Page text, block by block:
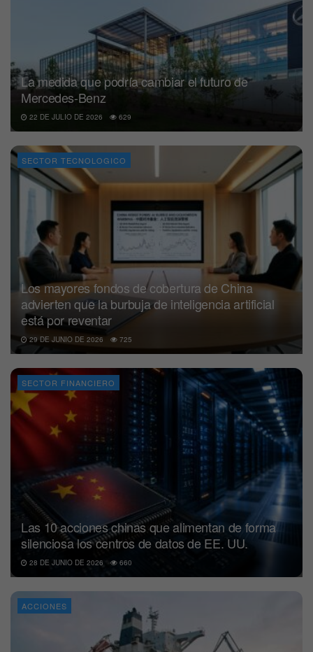
La medida que podría cambiar el futuro de
Mercedes-Benz
22 DE JULIO DE 2026 629
SECTOR TECNOLOGICO
Los mayores fondos de cobertura de China
advierten que la burbuja de inteligencia artificial
está por reventar
29 DE JUNIO DE 2026 725
SECTOR FINANCIERO
Las 10 acciones chinas que alimentan de forma
silenciosa los centros de datos de EE. UU.
28 DE JUNIO DE 2026 660
ACCIONES